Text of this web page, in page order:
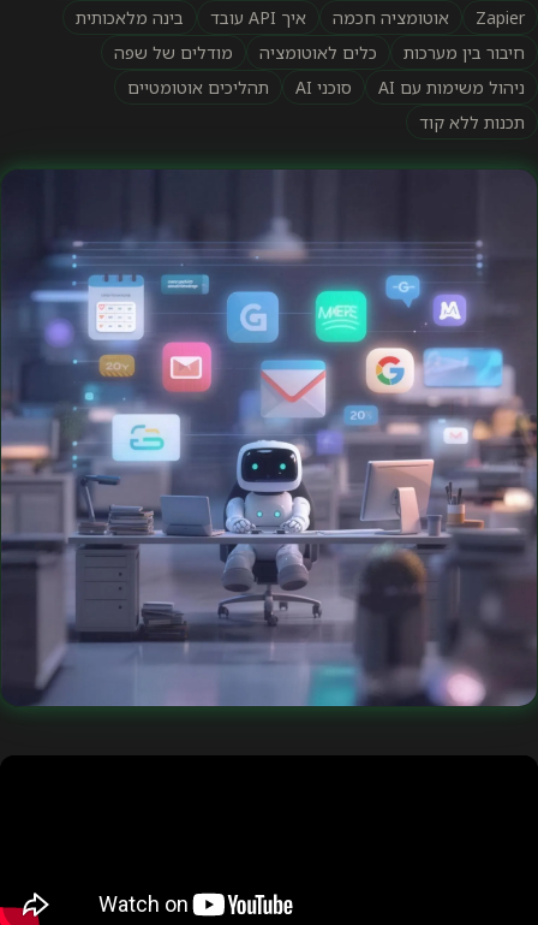
Zapier
אוטומציה חכמה איך API עובד
בינה מלאכותית
חיבור בין מערכות
כלים לאוטומציה
מודלים של שפה
ניהול משימות עם AI
סוכני AI
תהליכים אוטומטיים
תכנות ללא קוד